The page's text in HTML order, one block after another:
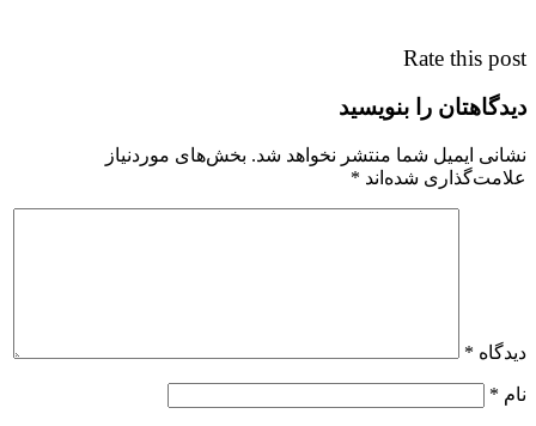
Rate this post
دیدگاهتان را بنویسید
نشانی ایمیل شما منتشر نخواهد شد. بخش‌های موردنیاز
علامت‌گذاری شده‌اند *
دیدگاه *
نام *